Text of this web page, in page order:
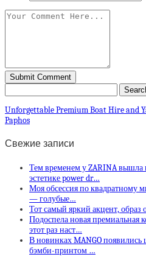
Unforgettable Premium Boat Hire and
Paphos
Свежие записи
Тем временем у ZARINA вышла
эстетике power dr…
Моя обсессия по квадратному
— голубые…
Тот самый яркий акцент,
Подоспела новая премиальная
этот раз наст…
В новинках MANGO
бэмби-принтом …